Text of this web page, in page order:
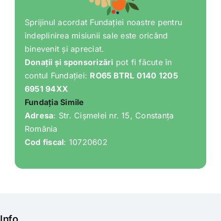
Shop
Tratamente naturale
Iubim fructele
Sprijinul acordat Fundației noastre pentru
îndeplinirea misiunii sale este oricând
binevenit și apreciat.
Donații și sponsorizări pot fi făcute în
contul Fundației: RO65 BTRL 0140 1205
6951 94XX
Fundația Simile
Adresa: Str. Cișmelei nr. 15, Constanța
România
Cod fiscal: 10720602